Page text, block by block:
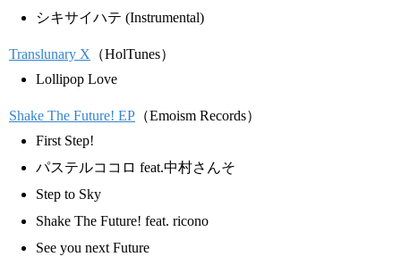
シキサイハテ (Instrumental)
Translunary X （HolTunes）
Lollipop Love
Shake The Future! EP （Emoism Records）
First Step!
パステルココロ feat.中村さんそ
Step to Sky
Shake The Future! feat. ricono
See you next Future